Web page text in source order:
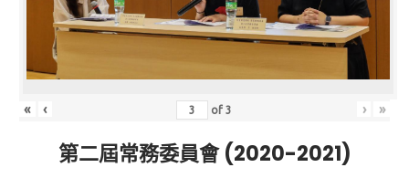
« ‹ of3 › »
第二屆常務委員會 (2020-2021)